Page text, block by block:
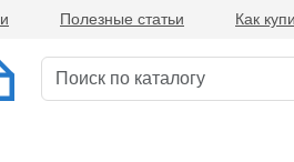
Полезные статьи Как